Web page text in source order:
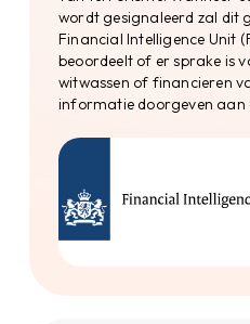
Adresgegevens
Met behulp van
wordt gesignaleerd zal dit
Financial Intelligence Unit
beoordeelt of er sprake is
witwassen of financieren
informatie doorgeven aan